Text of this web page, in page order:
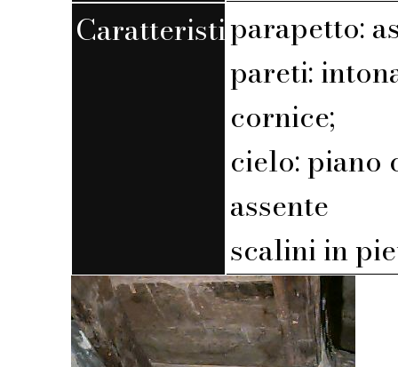
Caratteristicheparapetto:
pareti:
cornice;
cielo: piano
assente
scalini in